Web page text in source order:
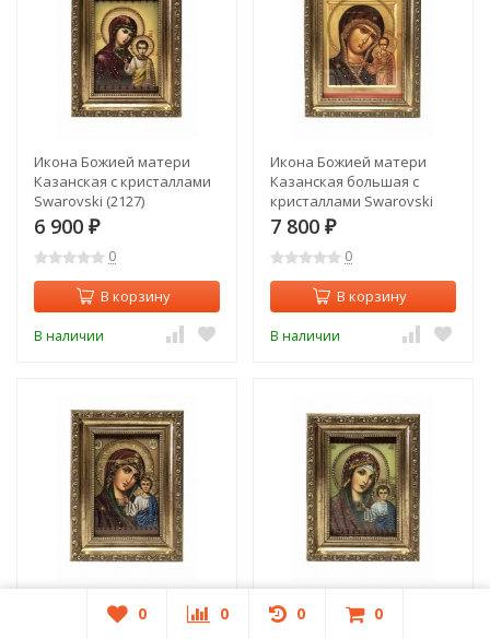
Икона Божией матери
Казанская с кристаллами
Swarovski (2127)
6 900 ₽
0
В корзину
В наличии
Икона Божией матери
Казанская большая с
кристаллами Swarovski
(2130)
7 800 ₽
0
В корзину
В наличии
Икона Божией матери
Казанская с кристаллами
Икона Божией матери
Казанская с кристаллами
0 0 0 0